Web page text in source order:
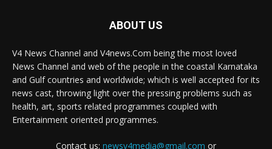
ABOUT US
V4 News Channel and V4news.Com being the most loved
News Channel and web of the people in the coastal Karnataka
and Gulf countries and worldwide; which is well accepted for its
news cast, throwing light over the pressing problems such as
health, art, sports related programmes coupled with
Entertainment oriented programmes.
Contact us: newsv4media@gmail.com or